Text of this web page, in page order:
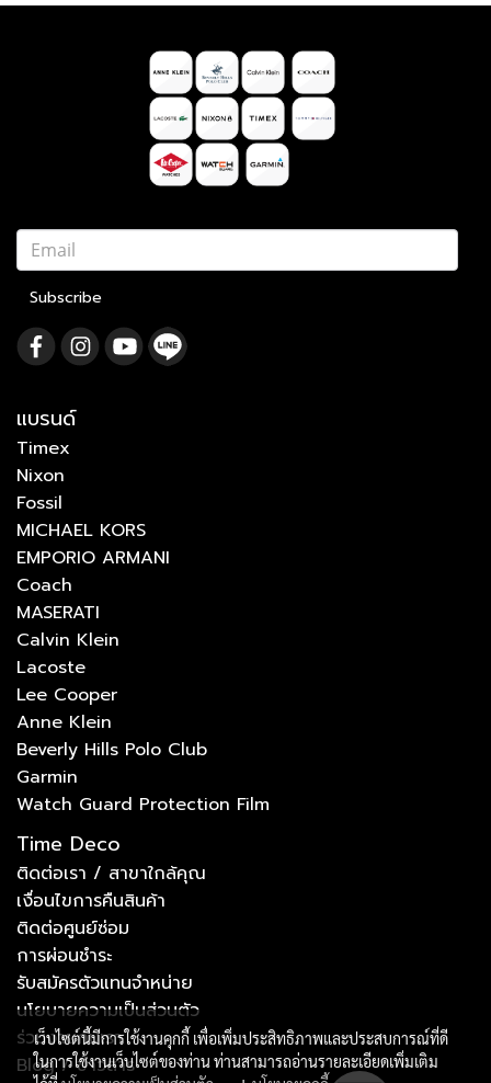
Subscribe
แบรนด์
Timex
Nixon
Fossil
MICHAEL KORS
EMPORIO ARMANI
Coach
MASERATI
Calvin Klein
Lacoste
Lee Cooper
Anne Klein
Beverly Hills Polo Club
Garmin
Watch Guard Protection Film
Time Deco
ติดต่อเรา / สาขาใกล้คุณ
เงื่อนไขการคืนสินค้า
ติดต่อศูนย์ซ่อม
การผ่อนชำระ
รับสมัครตัวแทนจำหน่าย
นโยบายความเป็นส่วนตัว
ร่วมงานกับเรา
Blog / ข่าวสาร
เว็บไซต์นี้มีการใช้งานคุกกี้ เพื่อเพิ่มประสิทธิภาพและประสบการณ์ที่ดี
ในการใช้งานเว็บไซต์ของท่าน ท่านสามารถอ่านรายละเอียดเพิ่มเติม